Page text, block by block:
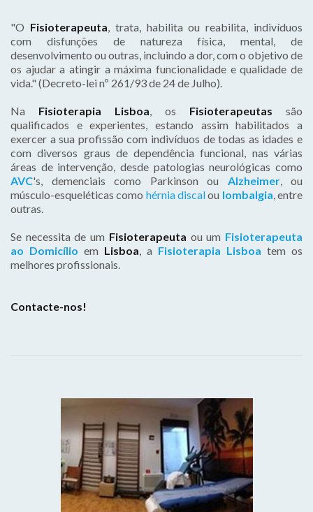
"O Fisioterapeuta , trata, habilita ou reabilita, indivíduos
com disfunções de natureza física, mental, de
desenvolvimento ou outras, incluindo a dor, com o objetivo de
os ajudar a atingir a máxima funcionalidade e qualidade de
vida." (Decreto-lei nº 261/93 de 24 de Julho).
Na Fisioterapia Lisboa , os Fisioterapeutas são
qualificados e experientes, estando assim habilitados a
exercer a sua profissão com indivíduos de todas as idades e
com diversos graus de dependência funcional, nas várias
áreas de intervenção, desde patologias neurológicas como
AVC's, demenciais como Parkinson ou Alzheimer, ou
músculo-esqueléticas como hérnia discalou lombalgia , entre
outras.
Se necessita de um Fisioterapeuta ou um Fisioterapeuta
ao Domicílio em Lisboa , a Fisioterapia Lisboa tem os
melhores profissionais.
Contacte-nos!